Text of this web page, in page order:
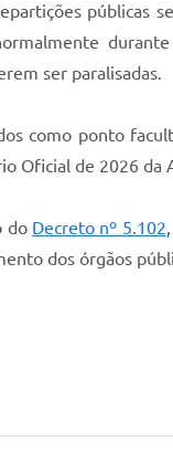
públicas
ser paralisadas.
como ponto
Oficial de 2026 da
do Decreto nº 5.102
dos órgãos